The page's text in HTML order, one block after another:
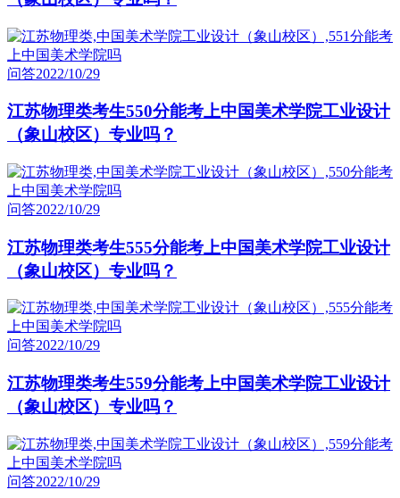
问答2022/10/29
江苏物理类考生550分能考上中国美术学院工业设计
（象山校区）专业吗？
问答2022/10/29
江苏物理类考生555分能考上中国美术学院工业设计
（象山校区）专业吗？
问答2022/10/29
江苏物理类考生559分能考上中国美术学院工业设计
（象山校区）专业吗？
问答2022/10/29